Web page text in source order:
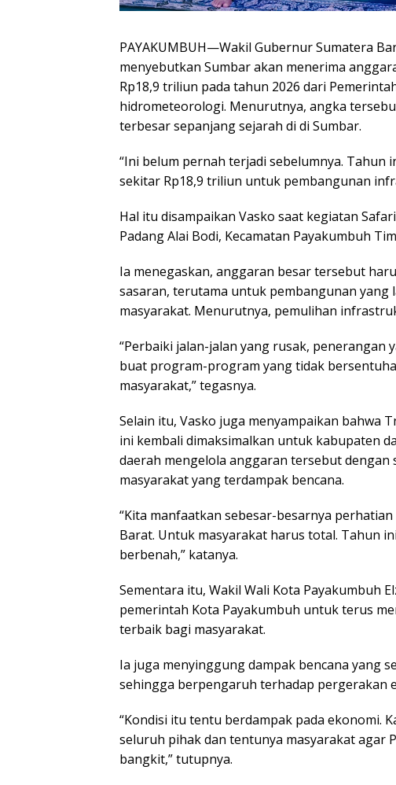
PAYAKUMBUH—Wakil Gubernur Sumatera
menyebutkan Sumbar akan menerima
Rp18,9 triliun pada tahun 2026 dari
hidrometeorologi. Menurutnya, angka
terbesar sepanjang sejarah di di Sumbar.
“Ini belum pernah terjadi sebelumnya. Tahun
sekitar Rp18,9 triliun untuk pembangunan
Hal itu disampaikan Vasko saat kegiatan
Padang Alai Bodi, Kecamatan Payakumbuh
Ia menegaskan, anggaran besar tersebut
sasaran, terutama untuk pembangunan yang
masyarakat. Menurutnya, pemulihan
“Perbaiki jalan-jalan yang rusak, penerangan
buat program-program yang tidak
masyarakat,” tegasnya.
Selain itu, Vasko juga menyampaikan bahwa
ini kembali dimaksimalkan untuk kabupaten
daerah mengelola anggaran tersebut
masyarakat yang terdampak bencana.
“Kita manfaatkan sebesar-besarnya
Barat. Untuk masyarakat harus total. Tahun
berbenah,” katanya.
Sementara itu, Wakil Wali Kota Payakumbuh
pemerintah Kota Payakumbuh untuk terus
terbaik bagi masyarakat.
Ia juga menyinggung dampak bencana yang
sehingga berpengaruh terhadap pergerakan
“Kondisi itu tentu berdampak pada ekonomi.
seluruh pihak dan tentunya masyarakat agar
bangkit,” tutupnya.